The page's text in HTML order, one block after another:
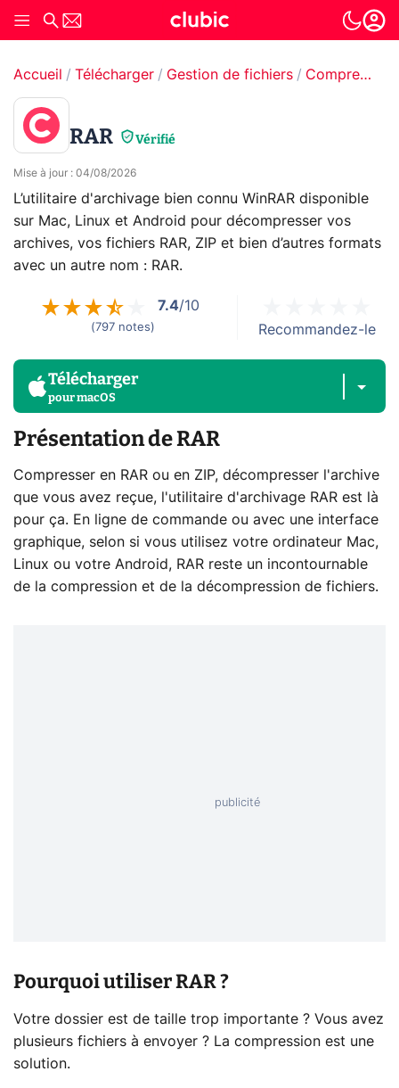
Accueil Télécharger Gestion de fichiers Compression & décompression
RAR Vérifié
Mise à jour : 04/08/2026
L’utilitaire d'archivage bien connu WinRAR disponible
sur Mac, Linux et Android pour décompresser vos
archives, vos fichiers RAR, ZIP et bien d’autres formats
avec un autre nom : RAR.
7.4/10
(797 notes) Recommandez-le
Télécharger
pourmacOS
Présentation de RAR
Compresser en RAR ou en ZIP, décompresser l'archive
que vous avez reçue, l'utilitaire d'archivage RAR est là
pour ça. En ligne de commande ou avec une interface
graphique, selon si vous utilisez votre ordinateur Mac,
Linux ou votre Android, RAR reste un incontournable
de la compression et de la décompression de fichiers.
Pourquoi utiliser RAR ?
Votre dossier est de taille trop importante ? Vous avez
plusieurs fichiers à envoyer ? La compression est une
solution.